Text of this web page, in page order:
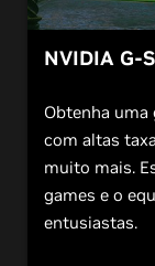
NVIDIA G-
Obtenha uma
com altas
muito mais.
games e o
entusiastas.